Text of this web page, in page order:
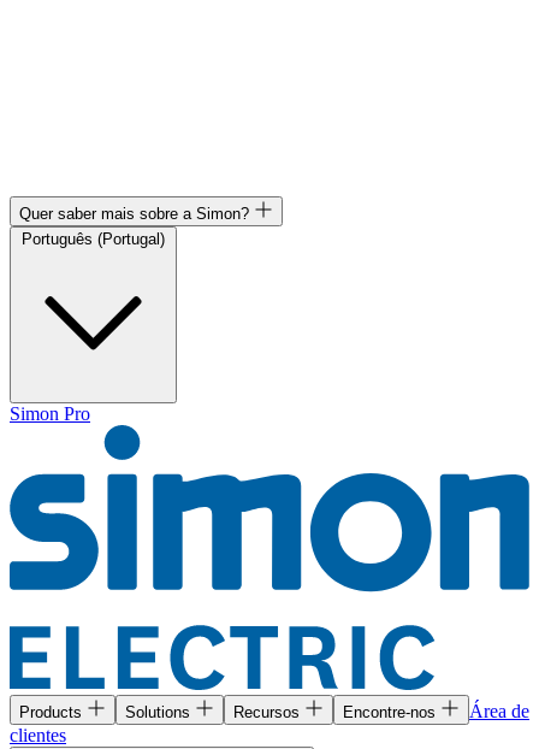
Quer saber mais sobre a Simon?
Simon Pro
Products Solutions Recursos Encontre-nos
Área de
clientes